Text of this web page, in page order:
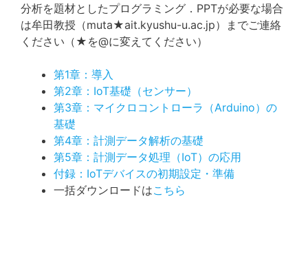
分析を題材としたプログラミング．PPTが必要な場合
は牟田教授（muta★ait.kyushu-u.ac.jp）までご連絡
ください（★を@に変えてください）
第1章：導入
第2章：IoT基礎（センサー）
第3章：マイクロコントローラ（Arduino）の
基礎
第4章：計測データ解析の基礎
第5章：計測データ処理（IoT）の応用
付録：IoTデバイスの初期設定・準備
一括ダウンロードはこちら